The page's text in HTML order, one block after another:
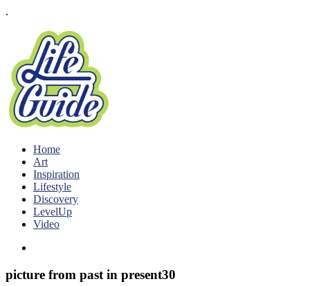
.
Home
Art
Inspiration
Lifestyle
Discovery
LevelUp
Video
picture from past in present30